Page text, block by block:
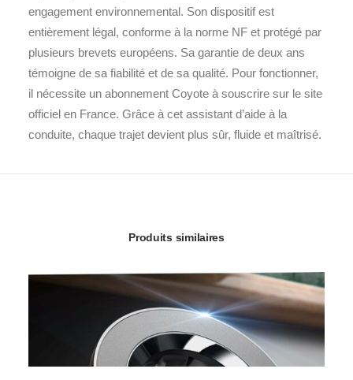
engagement environnemental. Son dispositif est
entièrement légal, conforme à la norme NF et protégé par
plusieurs brevets européens. Sa garantie de deux ans
témoigne de sa fiabilité et de sa qualité. Pour fonctionner,
il nécessite un abonnement Coyote à souscrire sur le site
officiel en France. Grâce à cet assistant d’aide à la
conduite, chaque trajet devient plus sûr, fluide et maîtrisé.
Produits similaires